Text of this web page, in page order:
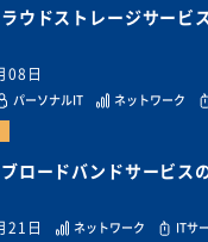
ウドストレージサービ
08日
パーソナルIT ネットワーク
ロードバンドサービス
21日 ネットワーク
ITサ